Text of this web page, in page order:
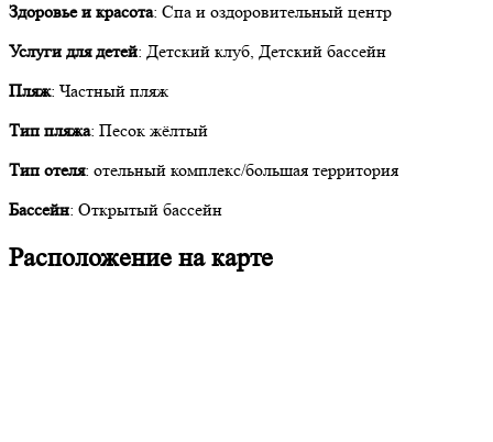
Здоровье и красота: Спа и оздоровительный центр
Услуги для детей: Детский клуб, Детский бассейн
Пляж: Частный пляж
Тип пляжа: Песок жёлтый
Тип отеля: отельный комплекс/большая территория
Бассейн: Открытый бассейн
Расположение на карте